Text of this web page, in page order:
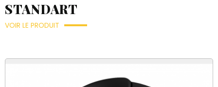
STANDART
VOIR LE PRODUIT